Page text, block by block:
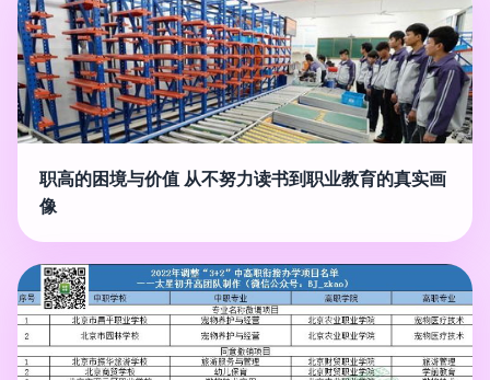
职高的困境与价值 从不努力读书到职业教育的真实画
像